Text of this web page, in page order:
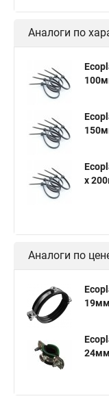
Аналоги по
х
Аналоги по